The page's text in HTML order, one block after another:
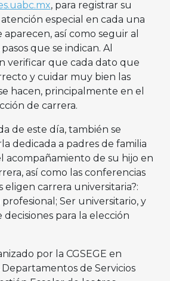
, para registrar su
especial en cada una
así como seguir al
que se indican. Al
verificar que cada dato que
y cuidar muy bien las
hacen, principalmente en el
de carrera.
de este día, también se
dedicada a padres de familia
acompañamiento de su hijo en
así como las conferencias
eligen carrera universitaria?:
Ser universitario, y
para la elección
por la CGSEGE en
de Servicios